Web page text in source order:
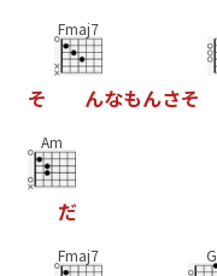
そ
Fmaj7
んなもんさそ
Am
だ
Fmaj7 G